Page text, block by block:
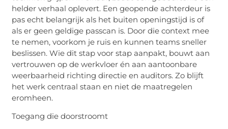
helder verhaal oplevert. Een geopende achterdeur is
pas echt belangrijk als het buiten openingstijd is of
als er geen geldige passcan is. Door die context mee
te nemen, voorkom je ruis en kunnen teams sneller
beslissen. Wie dit stap voor stap aanpakt, bouwt aan
vertrouwen op de werkvloer én aan aantoonbare
weerbaarheid richting directie en auditors. Zo blijft
het werk centraal staan en niet de maatregelen
eromheen.
Toegang die doorstroomt